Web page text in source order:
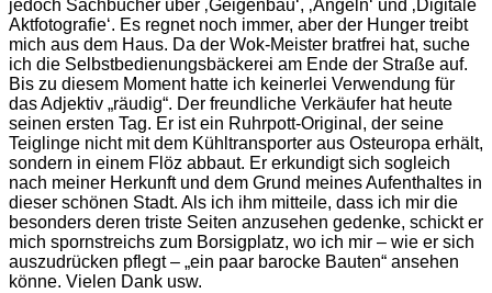
jedoch Sachbücher über ‚Geigenbau‘, ‚Angeln‘ und ‚Digitale
Aktfotografie‘. Es regnet noch immer, aber der Hunger treibt
mich aus dem Haus. Da der Wok-Meister bratfrei hat, suche
ich die Selbstbedienungsbäckerei am Ende der Straße auf.
Bis zu diesem Moment hatte ich keinerlei Verwendung für
das Adjektiv „räudig“. Der freundliche Verkäufer hat heute
seinen ersten Tag. Er ist ein Ruhrpott-Original, der seine
Teiglinge nicht mit dem Kühltransporter aus Osteuropa erhält,
sondern in einem Flöz abbaut. Er erkundigt sich sogleich
nach meiner Herkunft und dem Grund meines Aufenthaltes in
dieser schönen Stadt. Als ich ihm mitteile, dass ich mir die
besonders deren triste Seiten anzusehen gedenke, schickt er
mich spornstreichs zum Borsigplatz, wo ich mir – wie er sich
auszudrücken pflegt – „ein paar barocke Bauten“ ansehen
könne. Vielen Dank usw.